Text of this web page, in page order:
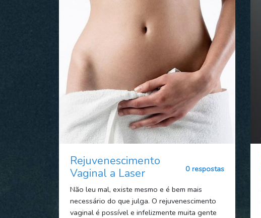
Rejuvenescimento
Vaginal a Laser
0 respostas
Não leu mal, existe mesmo e é bem mais
necessário do que julga. O rejuvenescimento
vaginal é possível e infelizmente muita gente